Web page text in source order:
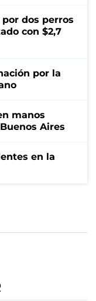
dos perros
con $2,7
por la
manos
Aires
en la